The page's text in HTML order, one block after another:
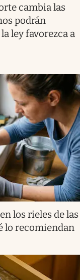
cambia las
podrán
ley favorezca a
los rieles de las
lo recomiendan